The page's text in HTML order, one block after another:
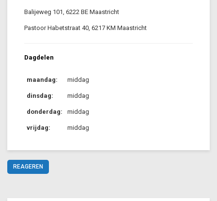
Balijeweg 101, 6222 BE Maastricht
Pastoor Habetstraat 40, 6217 KM Maastricht
Dagdelen
maandag: middag
dinsdag: middag
donderdag: middag
vrijdag: middag
REAGEREN